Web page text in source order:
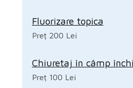
Fluorizare topica
Preț 200 Lei
Chiuretaj în câmp
Preț 100 Lei